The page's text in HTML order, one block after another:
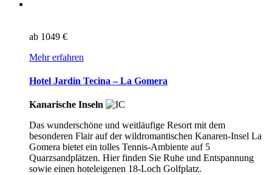
ab 1049 €
Mehr erfahren
Hotel Jardin Tecina – La Gomera
Kanarische Inseln
Das wunderschöne und weitläufige Resort mit dem
besonderen Flair auf der wildromantischen Kanaren-Insel La
Gomera bietet ein tolles Tennis-Ambiente auf 5
Quarzsandplätzen. Hier finden Sie Ruhe und Entspannung
sowie einen hoteleigenen 18-Loch Golfplatz.